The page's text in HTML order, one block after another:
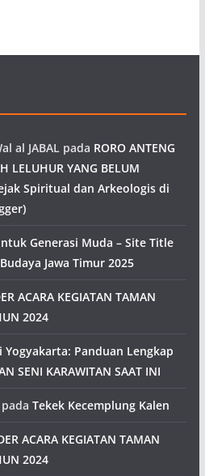
al JABAL pada RORO ANTENG
LELUHUR YANG BELUM
Spiritual dan Arkeologis di
Generasi Muda – Site Title
Jawa Timur 2025
ACARA KEGIATAN TAMAN
2024
Yogyakarta: Panduan Lengkap
SENI KARAWITAN SAAT INI
pada Tekek Kecemplung Kalen
ACARA KEGIATAN TAMAN
2024